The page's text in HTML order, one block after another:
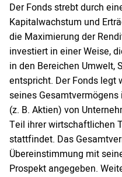
Der Fonds strebt durch
Kapitalwachstum und
die Maximierung der
investiert in einer Weise,
in den Bereichen Umwelt,
entspricht. Der Fonds legt
seines
(z. B. Aktien) von
Teil ihrer wirtschaftlichen
stattfindet. Das
Übereinstimmung mit
Prospekt angegeben.